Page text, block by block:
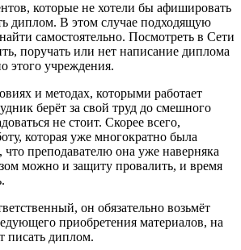
которые не хотели бы афишировать
диплом. В этом случае подходящую
самостоятельно. Посмотреть в Сети
поручать или нет написание диплома
этого учреждения.
и методах, которыми работает
берёт за свой труд до смешного
не стоит. Скорее всего,
которая уже многократно была
что преподавателю она уже наверняка
можно и защиту провалить, и время
он обязательно возьмёт
приобретения материалов, на
писать диплом.